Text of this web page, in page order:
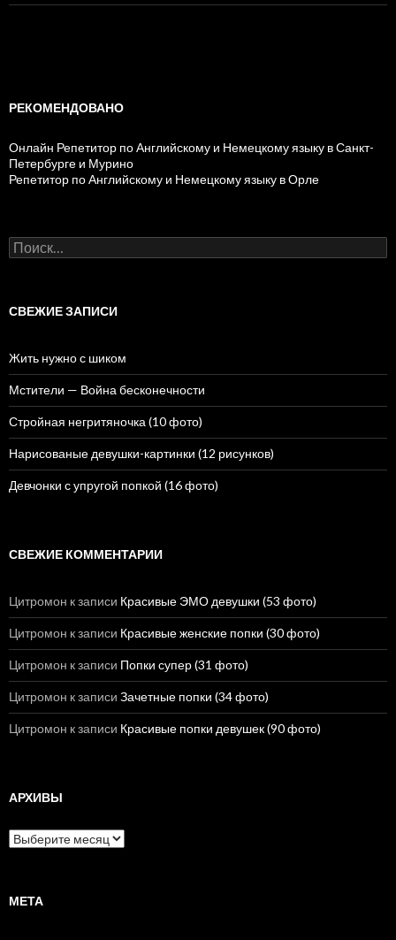
РЕКОМЕНДОВАНО
Онлайн Репетитор по Английскому и Немецкому языку в Санкт-
Петербурге и Мурино
Репетитор по Английскому и Немецкому языку в Орле
Н
а
и
СВЕЖИЕ ЗАПИСИ
Жить нужно с шиком
Мстители — Война бесконечности
Стройная негритяночка (10 фото)
Нарисованые девушки-картинки (12 рисунков)
Девчонки с упругой попкой (16 фото)
СВЕЖИЕ КОММЕНТАРИИ
Цитромон к записи Красивые ЭМО девушки (53 фото)
Цитромон к записи Красивые женские попки (30 фото)
Цитромон к записи Попки супер (31 фото)
Цитромон к записи Зачетные попки (34 фото)
Цитромон к записи Красивые попки девушек (90 фото)
АРХИВЫ
А
р
в
МЕТА